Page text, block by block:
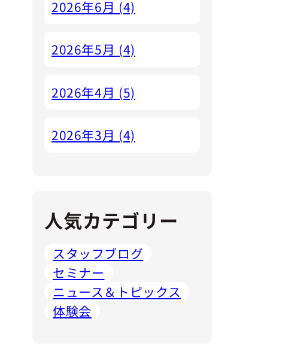
2026年6月 (4)
2026年5月 (4)
2026年4月 (5)
2026年3月 (4)
人気カテゴリー
スタッフブログ
セミナー
ニュース＆トピックス
体験会